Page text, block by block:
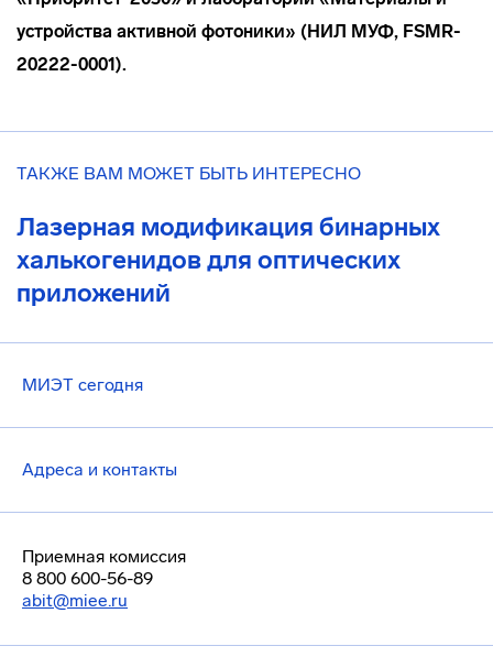
устройства активной фотоники» (НИЛ МУФ, FSMR-
20222-0001).
ТАКЖЕ ВАМ МОЖЕТ БЫТЬ ИНТЕРЕСНО
Лазерная модификация бинарных
халькогенидов для оптических
приложений
МИЭТ сегодня
Адреса и контакты
Приемная комиссия
8 800 600-56-89
abit@miee.ru